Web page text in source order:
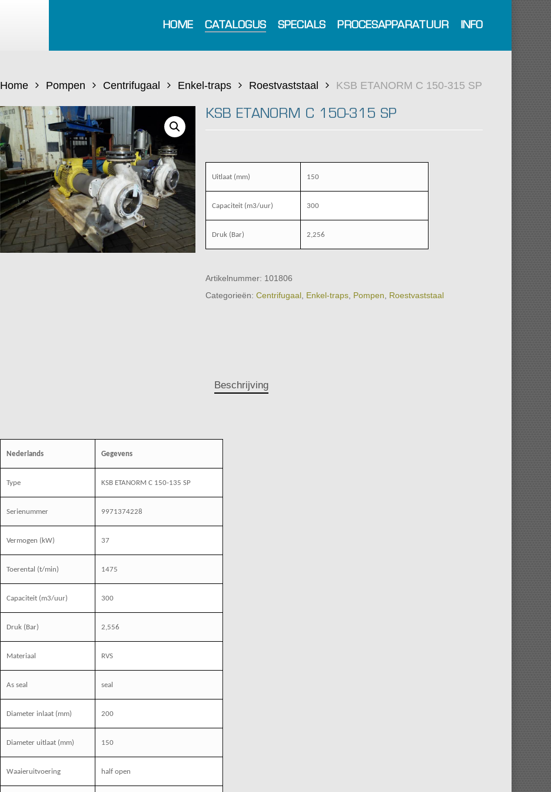
HOME CATALOGUS SPECIALS PROCESAPPARATUUR INFO
Home Pompen Centrifugaal Enkel-traps Roestvaststaal KSB ETANORM C 150-315 SP
KSB ETANORM C 150-315 SP
Uitlaat (mm) 150
Capaciteit (m3/uur) 300
Druk (Bar) 2,256
Artikelnummer: 101806
Categorieën: Centrifugaal, Enkel-traps, Pompen Roestvaststaal
Beschrijving
Nederlands Gegevens
Type KSB ETANORM C 150-135 SP
Serienummer 9971374228
Vermogen (kW) 37
Toerental (t/min) 1475
Capaciteit (m3/uur) 300
Druk (Bar) 2,556
Materiaal RVS
As seal seal
Diameter inlaat (mm) 200
Diameter uitlaat (mm) 150
Waaieruitvoering half open